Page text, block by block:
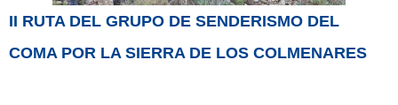
II RUTA DEL GRUPO DE SENDERISMO DEL
COMA POR LA SIERRA DE LOS COLMENARES